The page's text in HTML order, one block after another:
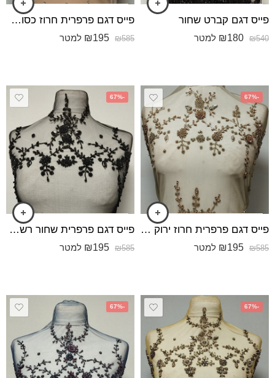
פייס דגם קברט שחור
₪540
₪180 למטר
פייס דגם פרפרית חרוז כסוף רשת לבנה
₪585
₪195 למטר
-67%
פייס דגם פרפרית חרוז ירוק בהיר רשת ירוק זית
₪585
₪195 למטר
-67%
פייס דגם פרפרית שחור רשת שחורה
₪585
₪195 למטר
-67%
-67%